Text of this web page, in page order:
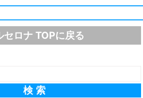
セロナ TOPに戻る